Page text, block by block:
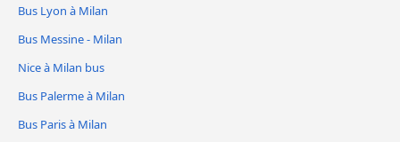
Bus Lyon à Milan
Bus Messine - Milan
Nice à Milan bus
Bus Palerme à Milan
Bus Paris à Milan